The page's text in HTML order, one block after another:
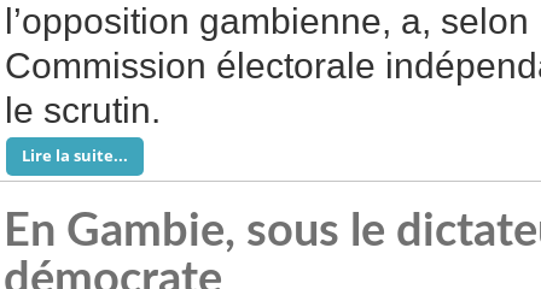
l’opposition gambienne, a,
Commission électorale
le scrutin.
Lire la suite...
En Gambie, sous le
démocrate